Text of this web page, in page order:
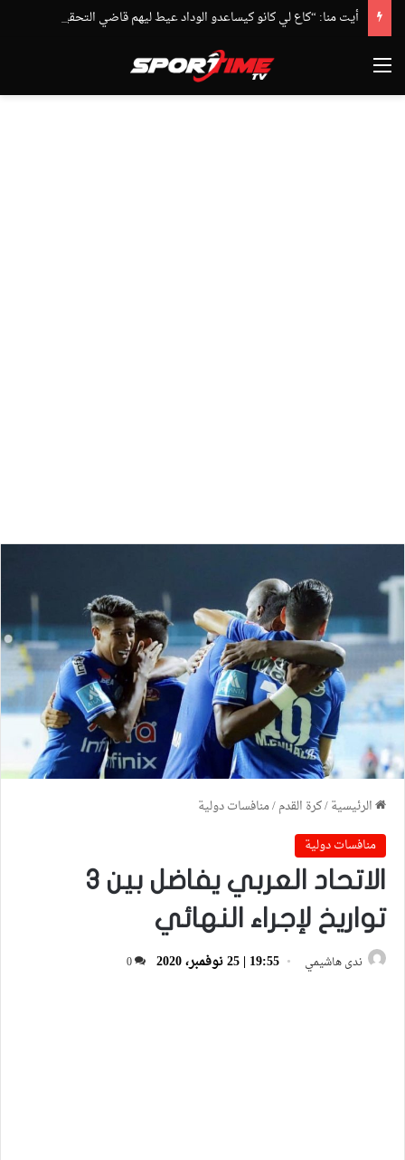
القائمة
الرئيسية/كرة القدم/منافسات دولية
منافسات دولية
الاتحاد العربي يفاضل بين 3
تواريخ لإجراء النهائي
ندى هاشيمي 19:55 | 25 نوفمبر، 2020 0